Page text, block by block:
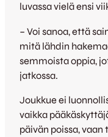
luvassa vielä ensi
– Voi sanoa, että
mitä lähdin
semmoista oppia,
jatkossa.
Joukkue ei
vaikka
päivän poissa,